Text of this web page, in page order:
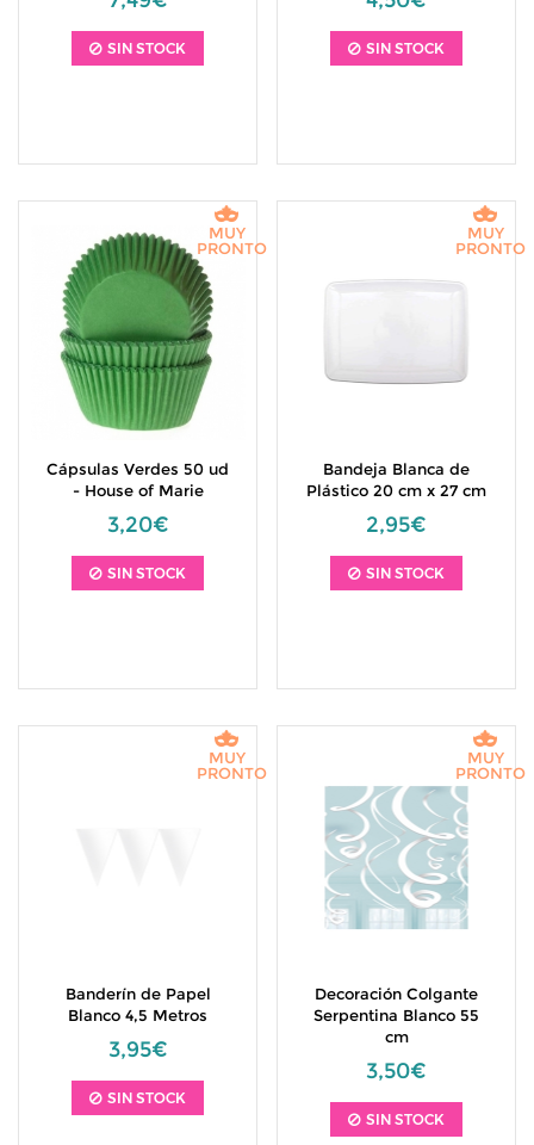
SIN STOCK SIN STOCK
Cápsulas Verdes 50 ud
- House of Marie
3,20€
SIN STOCK
MUY
PRONTO
Bandeja Blanca de
Plástico 20 cm x 27 cm
2,95€
SIN STOCK
MUY
PRONTO
Banderín de Papel
Blanco 4,5 Metros
3,95€
SIN STOCK
MUY
PRONTO
Decoración Colgante
Serpentina Blanco 55
cm
3,50€
SIN STOCK
MUY
PRONTO